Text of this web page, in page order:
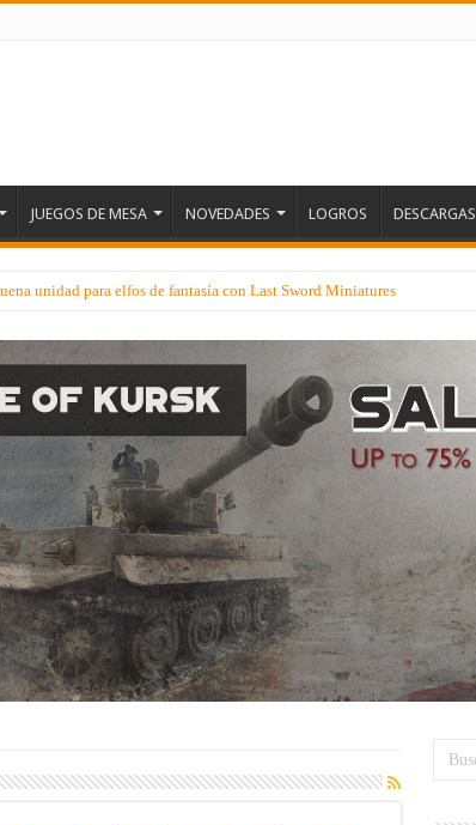
JUEGOS DE MESA NOVEDADES LOGROS DESCARGAS
unidad para elfos de fantasía con Last Sword Miniatures